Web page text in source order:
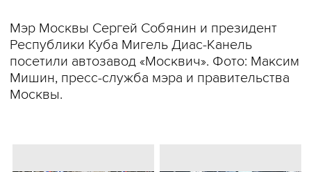
Мэр Москвы Сергей Собянин и президент
Республики Куба Мигель Диас-Канель
посетили автозавод «Москвич». Фото: Максим
Мишин, пресс-служба мэра и правительства
Москвы.